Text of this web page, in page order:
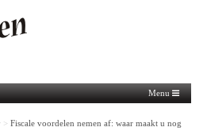
Menu
> Fiscale voordelen nemen af: waar maakt u nog